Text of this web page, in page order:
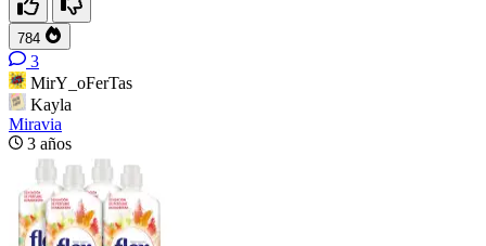
784
3
MirY_oFerTas
Kayla
Miravia
3 años